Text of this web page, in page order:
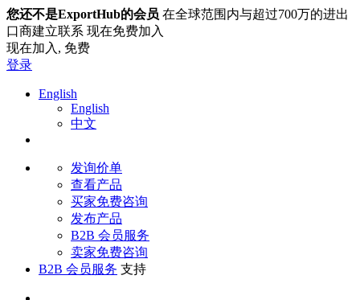
您还不是ExportHub的会员 在全球范围内与超过700万的进出
口商建立联系 现在免费加入
现在加入, 免费
登录
English
English
中文
发询价单
查看产品
买家免费咨询
发布产品
B2B 会员服务
卖家免费咨询
B2B 会员服务 支持